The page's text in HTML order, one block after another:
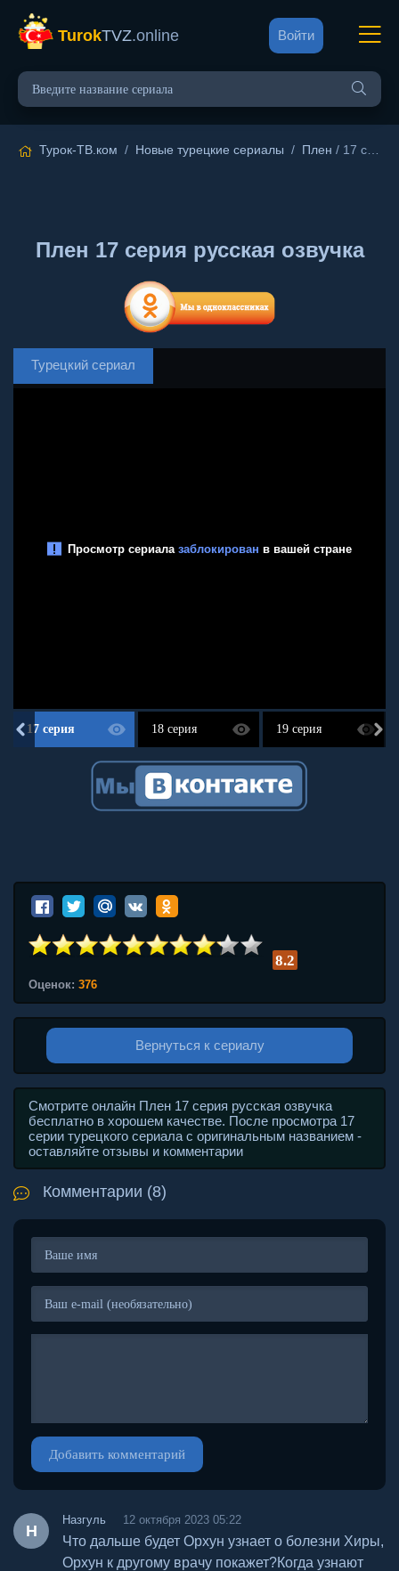
TurokTVZ.online Войти
Турок-ТВ.ком / Новые турецкие сериалы / Плен / 17 серия русская озвучка
Плен 17 серия русская озвучка
Турецкий сериал
17 серия 18 серия 19 серия
8.2
Оценок: 376
Вернуться к сериалу
Смотрите онлайн Плен 17 серия русская озвучка
бесплатно в хорошем качестве. После просмотра 17
серии турецкого сериала с оригинальным названием -
оставляйте отзывы и комментарии
Комментарии (8)
Добавить комментарий
Н
Назгуль 12 октября 2023 05:22
Что дальше будет Орхун узнает о болезни Хиры,
Орхун к другому врачу покажет?Когда узнают